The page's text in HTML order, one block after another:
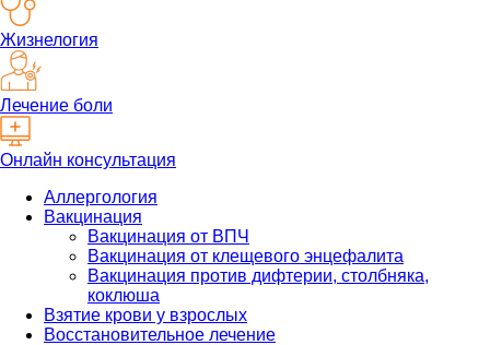
Жизнелогия
Лечение боли
Онлайн консультация
Аллергология
Вакцинация
Вакцинация от ВПЧ
Вакцинация от клещевого энцефалита
Вакцинация против дифтерии, столбняка,
коклюша
Взятие крови у взрослых
Восстановительное лечение